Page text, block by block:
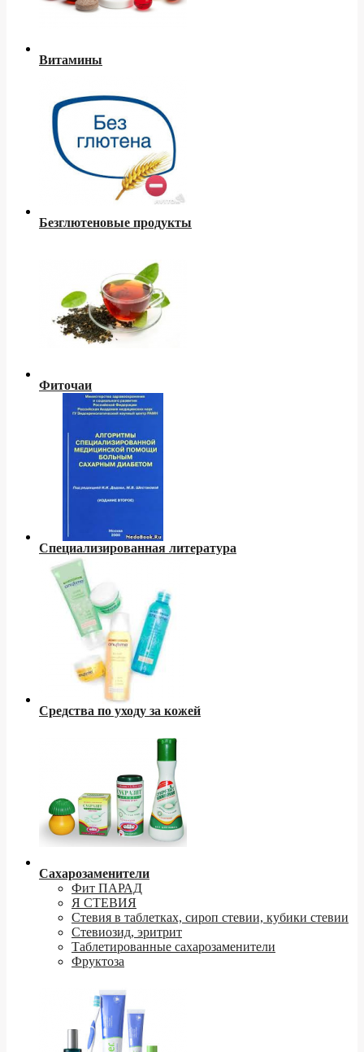
Витамины
Безглютеновые продукты
Фиточаи
Специализированная литература
Средства по уходу за кожей
Сахарозаменители
Фит ПАРАД
Я СТЕВИЯ
Стевия в таблетках, сироп стевии, кубики стевии
Стевиозид, эритрит
Таблетированные сахарозаменители
Фруктоза